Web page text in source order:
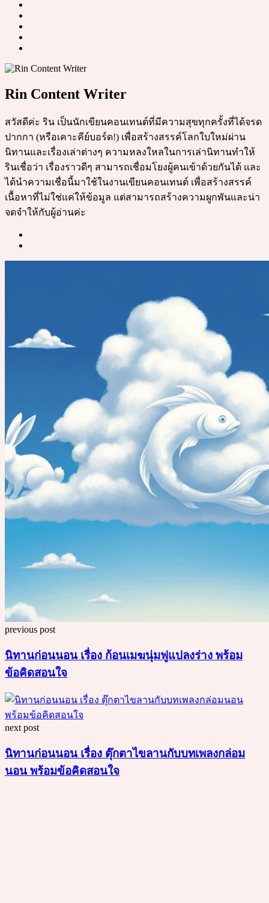
Rin Content Writer
สวัสดีค่ะ ริน เป็นนักเขียนคอนเทนต์ที่มีความสุขทุกครั้งที่ได้จรด
ปากกา (หรือเคาะคีย์บอร์ด!) เพื่อสร้างสรรค์โลกใบใหม่ผ่าน
นิทานและเรื่องเล่าต่างๆ ความหลงใหลในการเล่านิทานทำให้
รินเชื่อว่า เรื่องราวดีๆ สามารถเชื่อมโยงผู้คนเข้าด้วยกันได้ และ
ได้นำความเชื่อนี้มาใช้ในงานเขียนคอนเทนต์ เพื่อสร้างสรรค์
เนื้อหาที่ไม่ใช่แค่ให้ข้อมูล แต่สามารถสร้างความผูกพันและน่า
จดจำให้กับผู้อ่านค่ะ
previous post
นิทานก่อนนอน เรื่อง ก้อนเมฆนุ่มฟูแปลงร่าง พร้อม
ข้อคิดสอนใจ
next post
นิทานก่อนนอน เรื่อง ตุ๊กตาไขลานกับบทเพลงกล่อม
นอน พร้อมข้อคิดสอนใจ